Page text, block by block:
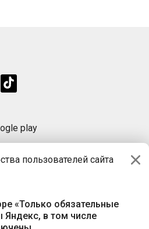
пользователей сайта
«Только обязательные
Яндекс, в том числе
play
«ПРАЦА БАЙ»
г. Минск, пр-т Независимости